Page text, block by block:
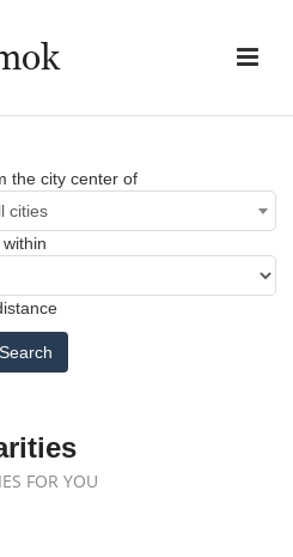
the city center of
cities
within
Search
FOR YOU